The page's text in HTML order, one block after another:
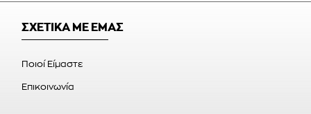
ΣΧΕΤΙΚΑ ΜΕ ΕΜΑΣ
Ποιοί Είμαστε
Επικοινωνία